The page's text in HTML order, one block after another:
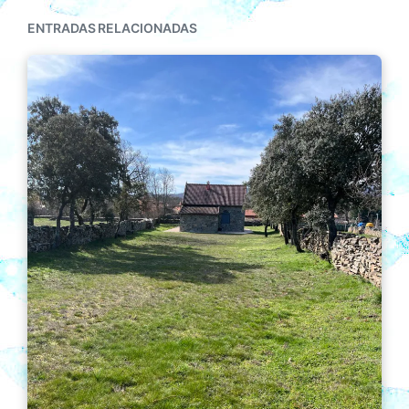
ENTRADAS RELACIONADAS